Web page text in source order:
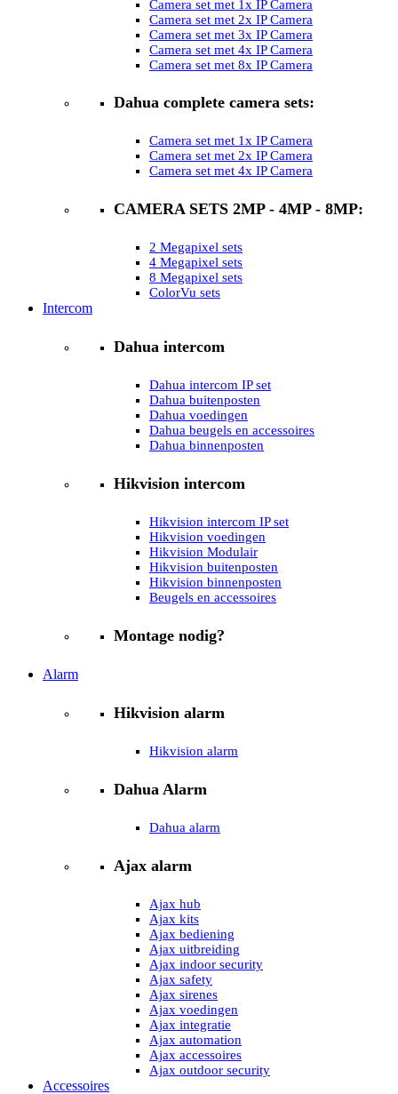
Camera set met 1x IP Camera
Camera set met 2x IP Camera
Camera set met 3x IP Camera
Camera set met 4x IP Camera
Camera set met 8x IP Camera
Dahua complete camera sets:
Camera set met 1x IP Camera
Camera set met 2x IP Camera
Camera set met 4x IP Camera
CAMERA SETS 2MP - 4MP - 8MP:
2 Megapixel sets
4 Megapixel sets
8 Megapixel sets
ColorVu sets
Intercom
Dahua intercom
Dahua intercom IP set
Dahua buitenposten
Dahua voedingen
Dahua beugels en accessoires
Dahua binnenposten
Hikvision intercom
Hikvision intercom IP set
Hikvision voedingen
Hikvision Modulair
Hikvision buitenposten
Hikvision binnenposten
Beugels en accessoires
Montage nodig?
Alarm
Hikvision alarm
Hikvision alarm
Dahua Alarm
Dahua alarm
Ajax alarm
Ajax hub
Ajax kits
Ajax bediening
Ajax uitbreiding
Ajax indoor security
Ajax safety
Ajax sirenes
Ajax voedingen
Ajax integratie
Ajax automation
Ajax accessoires
Ajax outdoor security
Accessoires